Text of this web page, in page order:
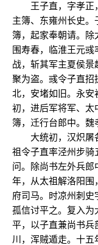
王子直，字孝正，
主簿、东雍州长史
簿，起家奉朝请。除
围寿春，临淮王元
战，斩其军主夏侯
聚为盗。彧令子直招
北，安堵如旧。永安
初，进后军将军、太
簿，迁行台郎中。魏
大统初，汉炽屠各
祖令子直率泾州步骑
问。除尚书左外兵
年，从太祖解洛阳围
府司马。时凉州刺
孤信讨平之。复入为
平，以子直兼尚书兵
川，浑贼遁走。十